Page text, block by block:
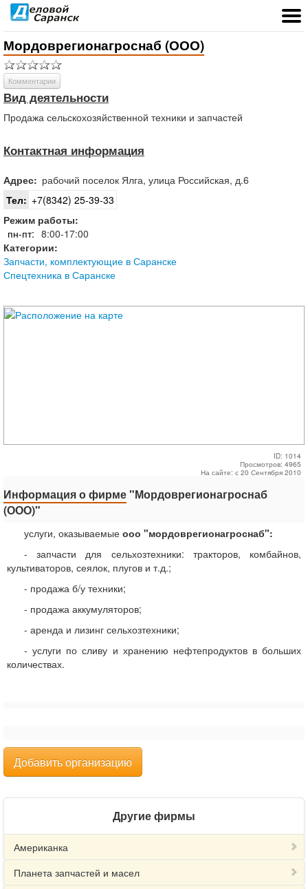
Мордоврегионагроснаб (ООО)
Комментарии
Вид деятельности
Продажа сельскохозяйственной техники и запчастей
Контактная информация
Адрес: рабочий поселок Ялга, улица Российская, д.6
Тел: +7(8342) 25-39-33
Режим работы:
пн-пт: 8:00-17:00
Категории:
Запчасти, комплектующие в Саранске
Спецтехника в Саранске
ID: 1014
Просмотров: 4965
На сайте: с 20 Сентября 2010
Информация о фирме"Мордоврегионагроснаб
(ООО)"
услуги, оказываемые ооо "мордоврегионагроснаб":
- запчасти для сельхозтехники: тракторов, комбайнов,
культиваторов, сеялок, плугов и т.д.;
- продажа б/у техники;
- продажа аккумуляторов;
- аренда и лизинг сельхозтехники;
- услуги по сливу и хранению нефтепродуктов в больших
количествах.
Добавить организацию
Другие фирмы
Американка
Планета запчастей и масел